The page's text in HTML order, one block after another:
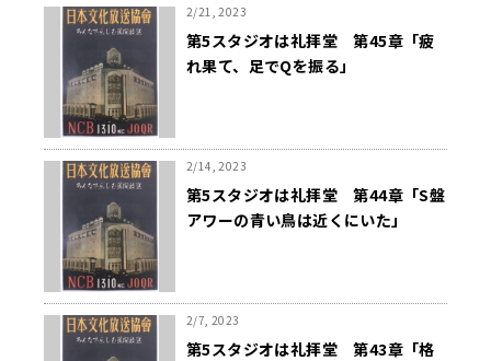
2/21, 2023
第5スタジオは礼拝堂 第45章「疲
れ果て、足でQを振る」
2/14, 2023
第5スタジオは礼拝堂 第44章「S盤
アワーの青い鳥は近くにいた」
2/7, 2023
第5スタジオは礼拝堂 第43章「格